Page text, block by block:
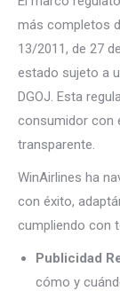
más completos
13/2011, de 27
estado sujeto a
DGOJ. Esta
consumidor con
transparente.
WinAirlines ha
con éxito,
cumpliendo con
Publicidad
cómo y